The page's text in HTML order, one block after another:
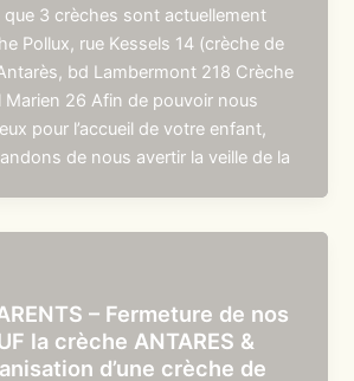
3 crèches sont actuellement
Pollux, rue Kessels 14 (crèche de
bd Lambermont 218 Crèche
Marien 26 Afin de pouvoir nous
pour l’accueil de votre enfant,
de nous avertir la veille de la
– Fermeture de nos
la crèche ANTARES &
d’une crèche de